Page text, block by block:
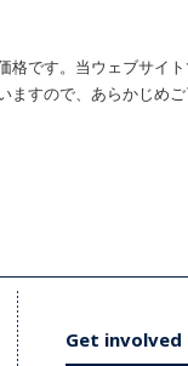
です。当ウェブサイ
すので、あらかじめご
Get involved